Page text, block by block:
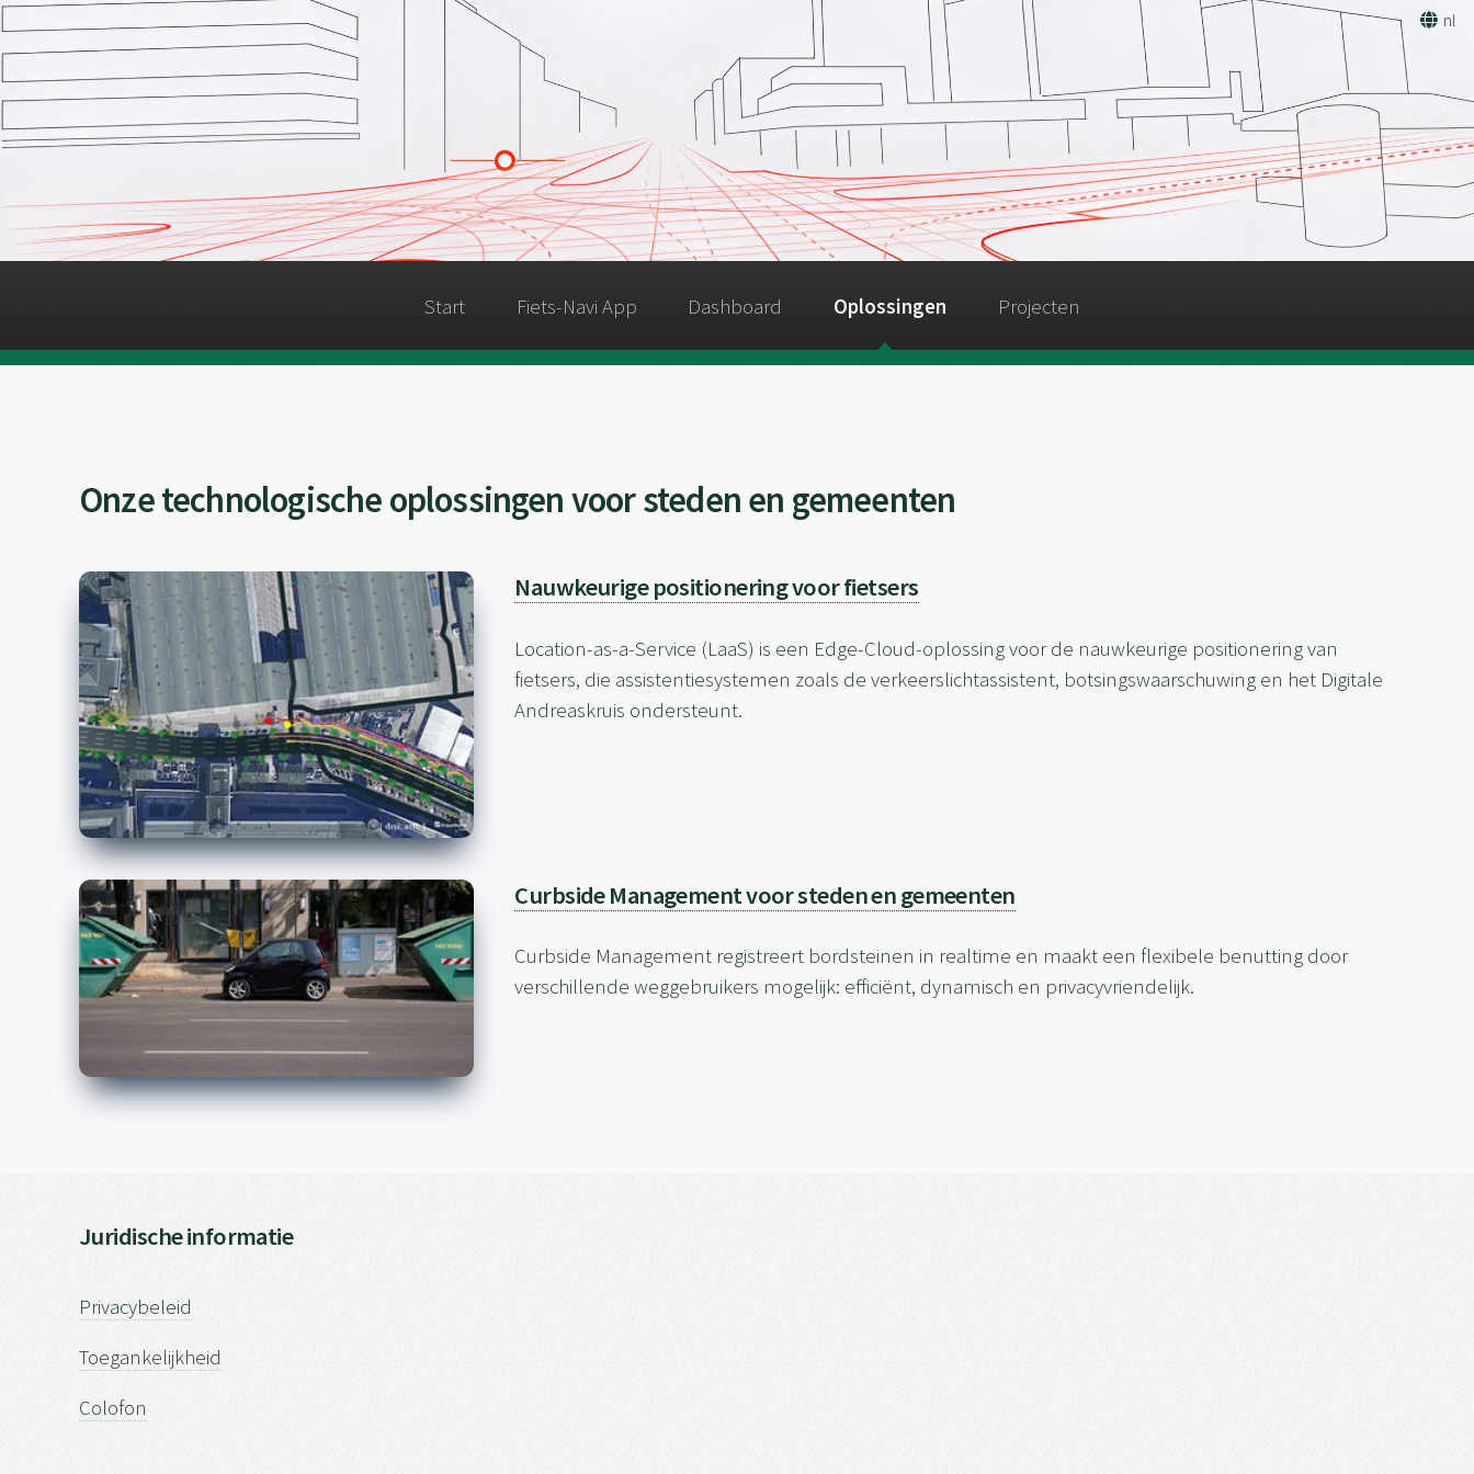
nl
Start Fiets-Navi App Dashboard Oplossingen Projecten
Onze technologische oplossingen voor steden en gemeenten
Nauwkeurige positionering voor fietsers
Location-as-a-Service (LaaS) is een Edge-Cloud-oplossing voor de nauwkeurige positionering van
fietsers, die assistentiesystemen zoals de verkeerslichtassistent, botsingswaarschuwing en het Digitale
Andreaskruis ondersteunt.
Curbside Management voor steden en gemeenten
Curbside Management registreert bordsteinen in realtime en maakt een flexibele benutting door
verschillende weggebruikers mogelijk: efficiënt, dynamisch en privacyvriendelijk.
Juridische informatie
Privacybeleid
Toegankelijkheid
Colofon